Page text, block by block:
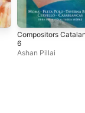
Compositors
6
Ashan Pillai